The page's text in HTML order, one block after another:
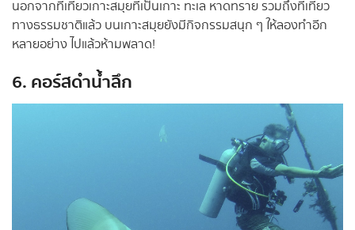
นอกจากที่เที่ยวเกาะสมุยที่เป็นเกาะ ทะเล หาดทราย รวมถึงที่เที่ยว
ทางธรรมชาติแล้ว บนเกาะสมุยยังมีกิจกรรมสนุก ๆ ให้ลองทำอีก
หลายอย่าง ไปแล้วห้ามพลาด!
6. คอร์สดำน้ำลึก